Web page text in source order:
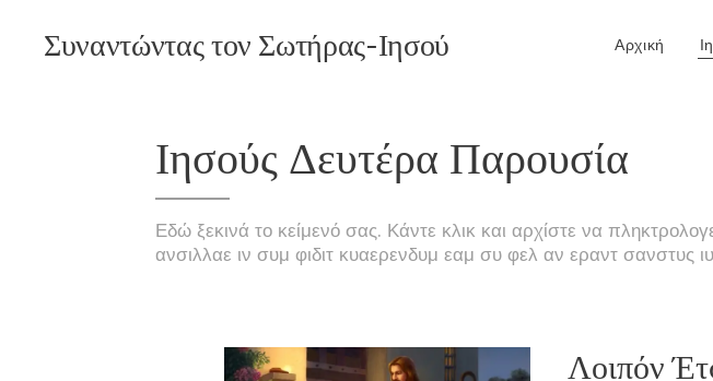
Συναντώντας τον Σωτήρας-Ιησού
Αρχική
Ιησούς Δευτέρα Παρουσία
Εδώ ξεκινά το κείμενό σας. Κάντε κλικ και αρχίστε να
ανσιλλαε ιν συμ φιδιτ κυαερενδυμ εαμ συ φελ αν εραντ σανστυς
Λοιπόν